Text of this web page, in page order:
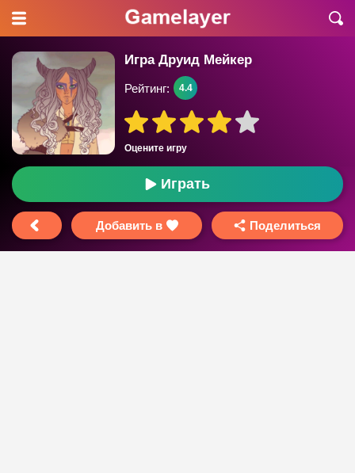
Игра Друид Мейкер
Оцените игру
Рейтинг: 4.4
Играть
Добавить в Поделиться